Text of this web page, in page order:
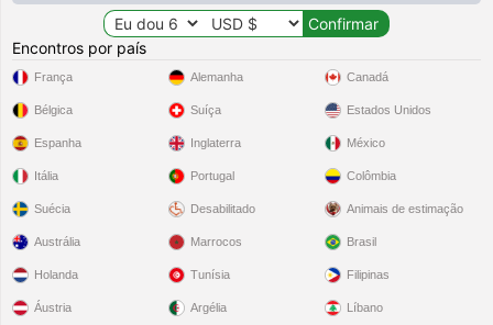
Encontros por país
França
Bélgica
Espanha
Itália
Suécia
Alemanha
Suíça
Inglaterra
Portugal
Desabilitado
Canadá
Estados Unidos
México
Colômbia
Animais de estimação
Austrália
Holanda
Áustria
Marrocos
Tunísia
Argélia
Brasil
Filipinas
Líbano